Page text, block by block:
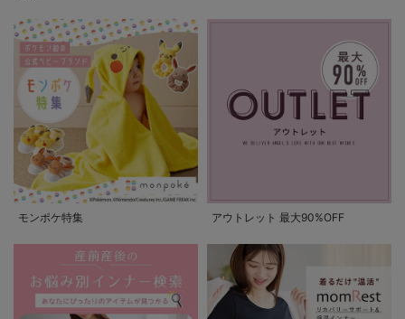
モンポケ特集 アウトレット 最大90%OFF